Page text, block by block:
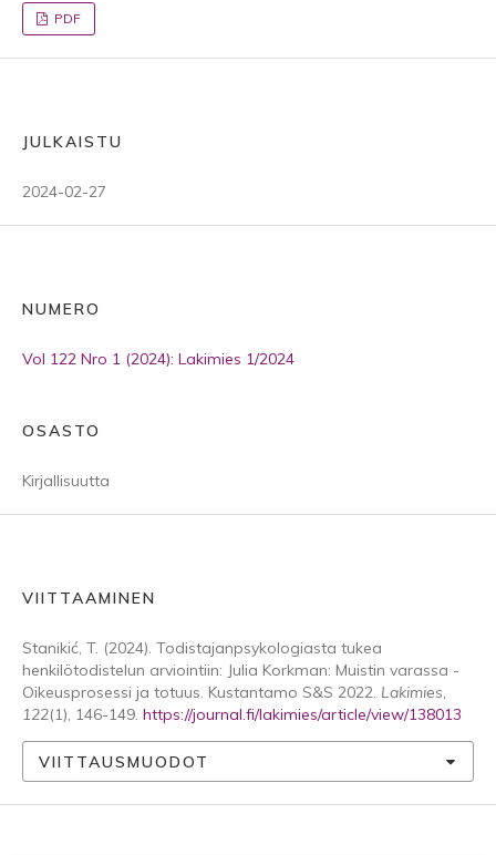
PDF
JULKAISTU
2024-02-27
NUMERO
Vol 122 Nro 1 (2024): Lakimies 1/2024
OSASTO
Kirjallisuutta
VIITTAAMINEN
Stanikić, T. (2024). Todistajanpsykologiasta tukea
henkilötodistelun arviointiin: Julia Korkman: Muistin varassa -
Oikeusprosessi ja totuus. Kustantamo S&S 2022. Lakimies,
122(1), 146-149. https://journal.fi/lakimies/article/view/138013
VIITTAUSMUODOT